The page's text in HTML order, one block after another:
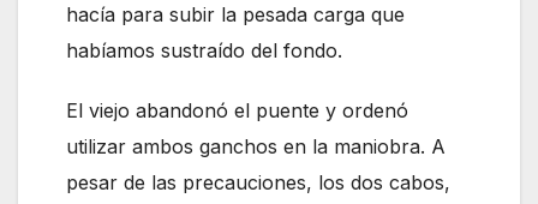
hacía para subir la pesada carga que
habíamos sustraído del fondo.
El viejo abandonó el puente y ordenó
utilizar ambos ganchos en la maniobra. A
pesar de las precauciones, los dos cabos,